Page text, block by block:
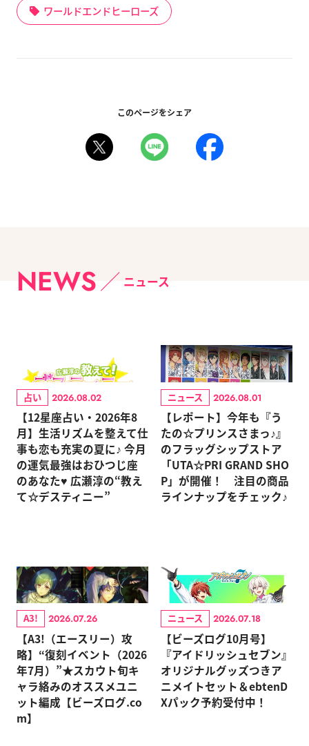
ワールドエンドヒーローズ
このページをシェア
NEWS ニュース
占い 2026.08.02
【12星座占い・2026年8
月】生活リズムを整えて仕
事も恋も充実の夏に♪ 今月
の運気最強はおひつじ座
のあなた♥ 広瀬淳の“教え
て☆デスティニー”
ニュース 2026.08.01
【レポート】今年も『う
たの☆プリンスさまっ♪』
のフラッグシップストア
「UTA☆PRI GRAND SHO
P」が開催！ 注目の商品
ラインナップをチェック♪
A3! 2026.07.26
【A3!（エースリー）攻
略】“復刻イベント（2026
年7月）”★スカウト旬キ
ャラ絡みのオススメユニ
ット編成【ビーズログ.co
m】
ニュース 2026.07.18
【ビーズログ10月号】
『アイドリッシュセブン』
オリジナルグッズつきア
ニメイトセット＆ebtenD
Xパック予約受付中！